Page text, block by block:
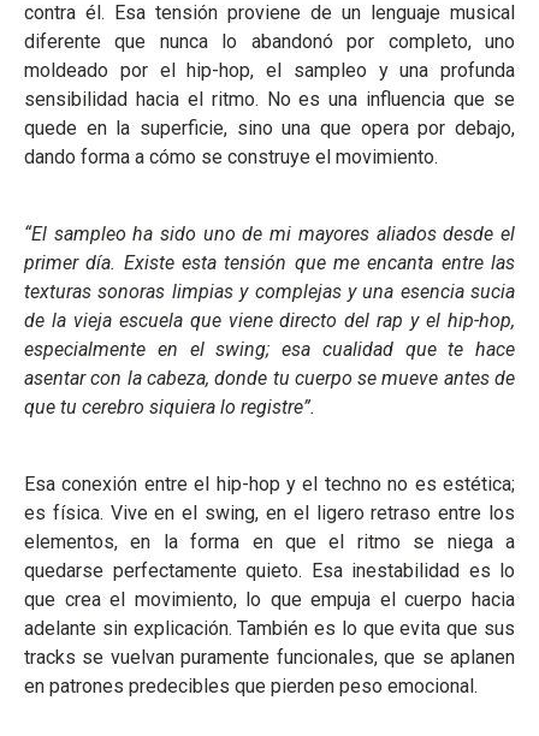
contra él. Esa tensión proviene de un lenguaje musical
diferente que nunca lo abandonó por completo, uno
moldeado por el hip-hop, el sampleo y una profunda
sensibilidad hacia el ritmo. No es una influencia que se
quede en la superficie, sino una que opera por debajo,
dando forma a cómo se construye el movimiento.
“El sampleo ha sido uno de mi mayores aliados desde el
primer día. Existe esta tensión que me encanta entre las
texturas sonoras limpias y complejas y una esencia sucia
de la vieja escuela que viene directo del rap y el hip-hop,
especialmente en el swing; esa cualidad que te hace
asentar con la cabeza, donde tu cuerpo se mueve antes de
que tu cerebro siquiera lo registre”.
Esa conexión entre el hip-hop y el techno no es estética;
es física. Vive en el swing, en el ligero retraso entre los
elementos, en la forma en que el ritmo se niega a
quedarse perfectamente quieto. Esa inestabilidad es lo
que crea el movimiento, lo que empuja el cuerpo hacia
adelante sin explicación. También es lo que evita que sus
tracks se vuelvan puramente funcionales, que se aplanen
en patrones predecibles que pierden peso emocional.